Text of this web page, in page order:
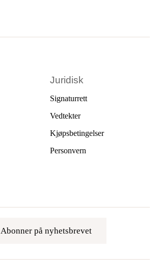
Juridisk
Signaturrett
Vedtekter
Kjøpsbetingelser
Personvern
Abonner på nyhetsbrevet